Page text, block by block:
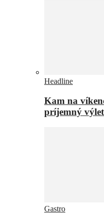
Headline
Kam na
príjemný
Gastro